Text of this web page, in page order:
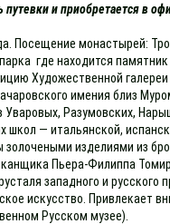
путевки и приобретается в
Посещение монастырей:
где находится
Художественной
имения близ
Разумовских,
школ — итальянской,
изделиями из
Пьера-Филиппа
западного и русского
искусство.
Русском музее).